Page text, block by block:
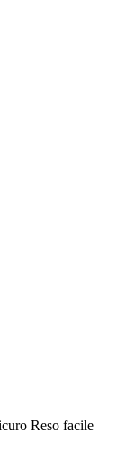
Reso facile